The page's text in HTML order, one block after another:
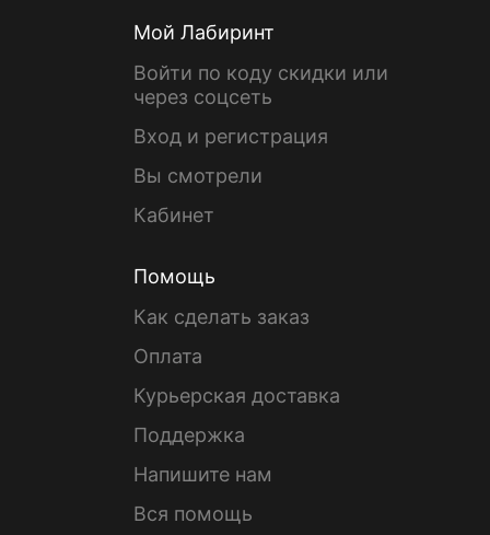
Мой Лабиринт
Войти по коду скидки или
через соцсеть
Вход и регистрация
Вы смотрели
Кабинет
Помощь
Как сделать заказ
Оплата
Курьерская доставка
Поддержка
Напишите нам
Вся помощь